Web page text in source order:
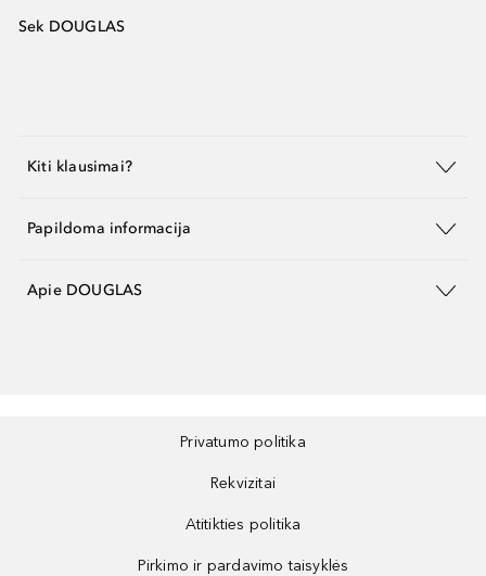
Sek DOUGLAS
Kiti klausimai?
Papildoma informacija
Apie DOUGLAS
Privatumo politika
Rekvizitai
Atitikties politika
Pirkimo ir pardavimo taisyklės